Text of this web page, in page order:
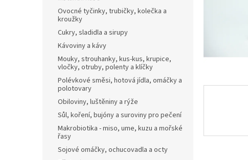
Ovocné tyčinky, trubičky, kolečka a
kroužky
Cukry, sladidla a sirupy
Kávoviny a kávy
Mouky, strouhanky, kus-kus, krupice,
vločky, otruby, polenty a klíčky
Polévkové směsi, hotová jídla, omáčky a
polotovary
Obiloviny, luštěniny a rýže
Sůl, koření, bujóny a suroviny pro pečení
Makrobiotika - miso, ume, kuzu a mořské
řasy
Sojové omáčky, ochucovadla a octy